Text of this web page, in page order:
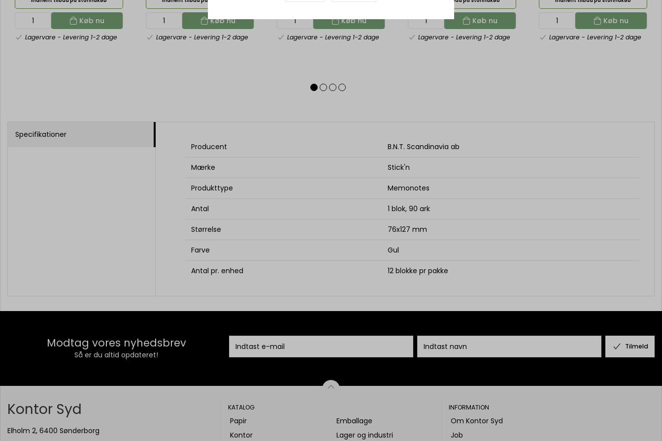
Køb nu
Lagervare - Levering 1-2 dage
Køb nu
Lagervare - Levering 1-2 dage
Køb nu
Lagervare - Levering 1-2 dage
Køb nu
Lagervare - Levering 1-2 dage
Køb nu
Lagervare - Levering 1-2 dage
Specifikationer
Producent
B.N.T. Scandinavia ab
Mærke Stick'n
Produkttype Memonotes
Antal 1 blok, 90 ark
Størrelse 76x127 mm
Farve Gul
Antal pr. enhed 12 blokke pr pakke
Modtag vores nyhedsbrev
Så er du altid opdateret!
Tilmeld
Kontor Syd
Elholm 2, 6400 Sønderborg
KATALOG
Papir
Kontor
Emballage
Lager og industri
INFORMATION
Om Kontor Syd
Job